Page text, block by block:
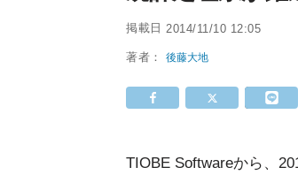
掲載日 2014/11/10 12:05
著者：後藤大地
TIOBE Softwareから、